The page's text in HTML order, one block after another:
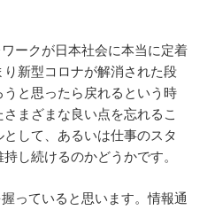
ークが日本社会に本当に定着
新型コロナが解消された段
と思ったら戻れるという時
まざまな良い点を忘れるこ
して、あるいは仕事のスタ
し続けるのかどうかです。
っていると思います。情報通